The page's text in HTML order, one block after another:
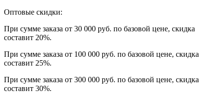
Оптовые скидки:
При сумме заказа от 30 000 руб. по базовой цене, скидка
составит 20%.
При сумме заказа от 100 000 руб. по базовой цене, скидка
составит 25%.
При сумме заказа от 300 000 руб. по базовой цене, скидка
составит 30%.